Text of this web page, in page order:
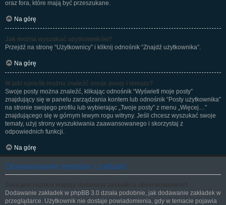
oraz fora, które mają być przeszukane.
Na górę
Jak można wyszukać użytkowników?
Przejdź na stronę “Użytkownicy” i kliknij odnośnik “Znajdź użytkownika”.
Na górę
W jaki sposób można znaleźć swoje posty i tematy?
Swoje posty można znaleźć, klikając odnośnik “Wyświetl moje posty”
znajdujący się w panelu zarządzania kontem lub odnośnik “Posty użytkownika”
na stronie swojego profilu lub wybierając „Twoje posty” z menu „Więcej…”
znajdującego się w górnym lewym rogu witryny. Jeśli chcesz wyszukać swoje
tematy, użyj strony wyszukiwania zaawansowanego i skorzystaj z
odpowiednich funkcji.
Na górę
Obserwowanie tematów i zakładki
Dodawanie zakładek w phpBB 3.0 działa podobnie, jak dodawanie zakładek w
przeglądarce. Użytkownik nie dostaje powiadomienia, gdy w temacie pojawia